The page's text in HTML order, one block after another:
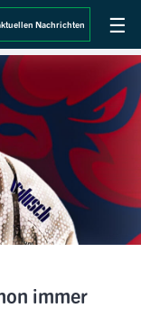
☰
Nachrichten
immer